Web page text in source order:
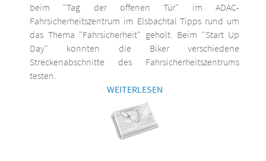
beim "Tag der offenen Tür" im ADAC-
Fahrsicherheitszentrum im Elsbachtal Tipps rund um
das Thema "Fahrsicherheit" geholt. Beim "Start Up
Day" konnten die Biker verschiedene
Streckenabschnitte des Fahrsicherheitszentrums
testen.
WEITERLESEN